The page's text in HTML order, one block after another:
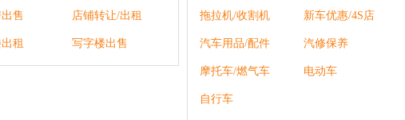
售 店铺转让/出租
租 写字楼出售
拖拉机/收割机 新车优惠/4S店
汽车用品/配件 汽修保养
摩托车/燃气车 电动车
自行车